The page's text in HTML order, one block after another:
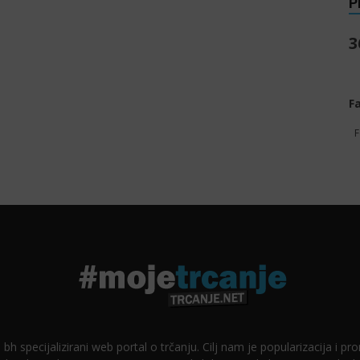
specijalizirani web portal o trčanju. Cilj nam je popularizacija i